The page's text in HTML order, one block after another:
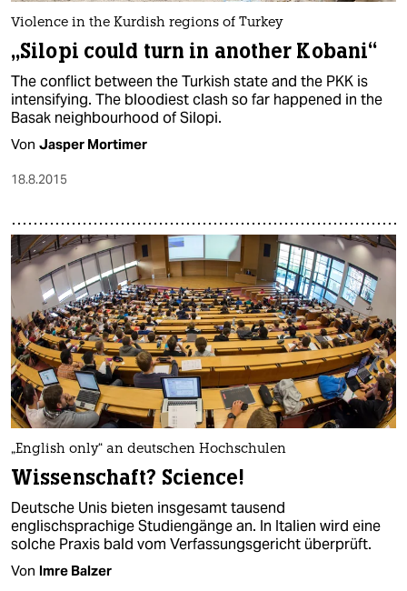
Violence in the Kurdish regions of Turkey
„Silopi could turn in another Kobani“
The conflict between the Turkish state and the PKK is
intensifying. The bloodiest clash so far happened in the
Basak neighbourhood of Silopi.
Von Jasper Mortimer
18.8.2015
„English only“ an deutschen Hochschulen
Wissenschaft? Science!
Deutsche Unis bieten insgesamt tausend
englischsprachige Studiengänge an. In Italien wird eine
solche Praxis bald vom Verfassungsgericht überprüft.
Von Imre Balzer